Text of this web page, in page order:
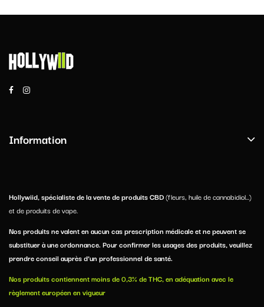
Information
Hollywiid, spécialiste de la vente de produits CBD(fleurs, huile de cannabidiol...)
et de produits de vape.
Nos produits ne valent en aucun cas prescription médicale et ne peuvent se
substituer à une ordonnance. Pour confirmer les usages des produits, veuillez
prendre conseil auprès d’un professionnel de santé.
Nos produits contiennent moins de 0,3% de THC, en adéquation avec le
règlement européen en vigueur